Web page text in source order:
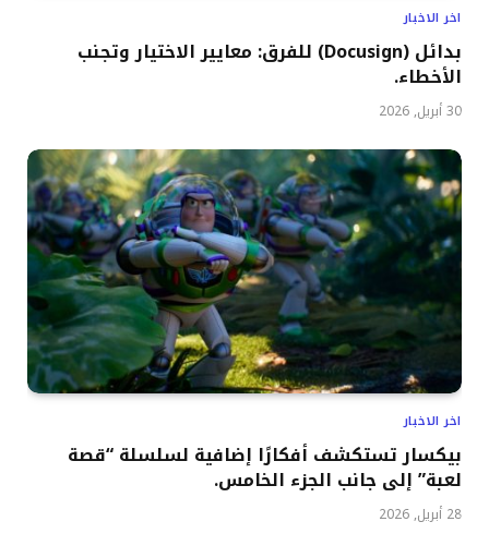
اخر الاخبار
بدائل (Docusign) للفرق: معايير الاختيار وتجنب
الأخطاء.
30 أبريل, 2026
اخر الاخبار
بيكسار تستكشف أفكارًا إضافية لسلسلة “قصة
لعبة” إلى جانب الجزء الخامس.
28 أبريل, 2026